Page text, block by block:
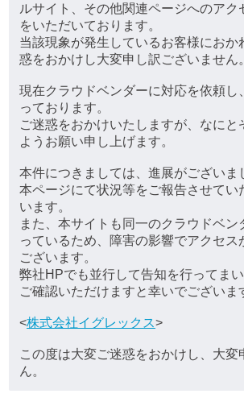
ルサイト、その他関連ページへのアク
をいただいております。
当該現象が発生しているお客様におか
惑をおかけし大変申し訳ございません。
現在クラウドベンダーに対応を依頼し
っております。
ご迷惑をおかけいたしますが、なにと
ようお願い申し上げます。
本件につきましては、進展がございま
本ページにて状況等をご報告させてい
います。
また、本サイトも同一のクラウドベン
っているため、障害の影響でアクセス
ございます。
弊社HPでも並行して告知を行ってま
ご確認いただけますと幸いでございま
<株式会社イグレックス>
この度は大変ご迷惑をおかけし、大変
ん。